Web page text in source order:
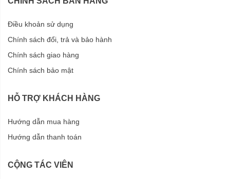
Điều khoản sử dụng
Chính sách đổi, trả và bảo hành
Chính sách giao hàng
Chính sách bảo mật
HỖ TRỢ KHÁCH HÀNG
Hướng dẫn mua hàng
Hướng dẫn thanh toán
CỘNG TÁC VIÊN